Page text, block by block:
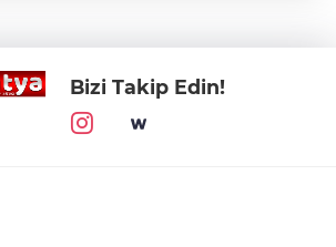
Bizi Takip Edin!